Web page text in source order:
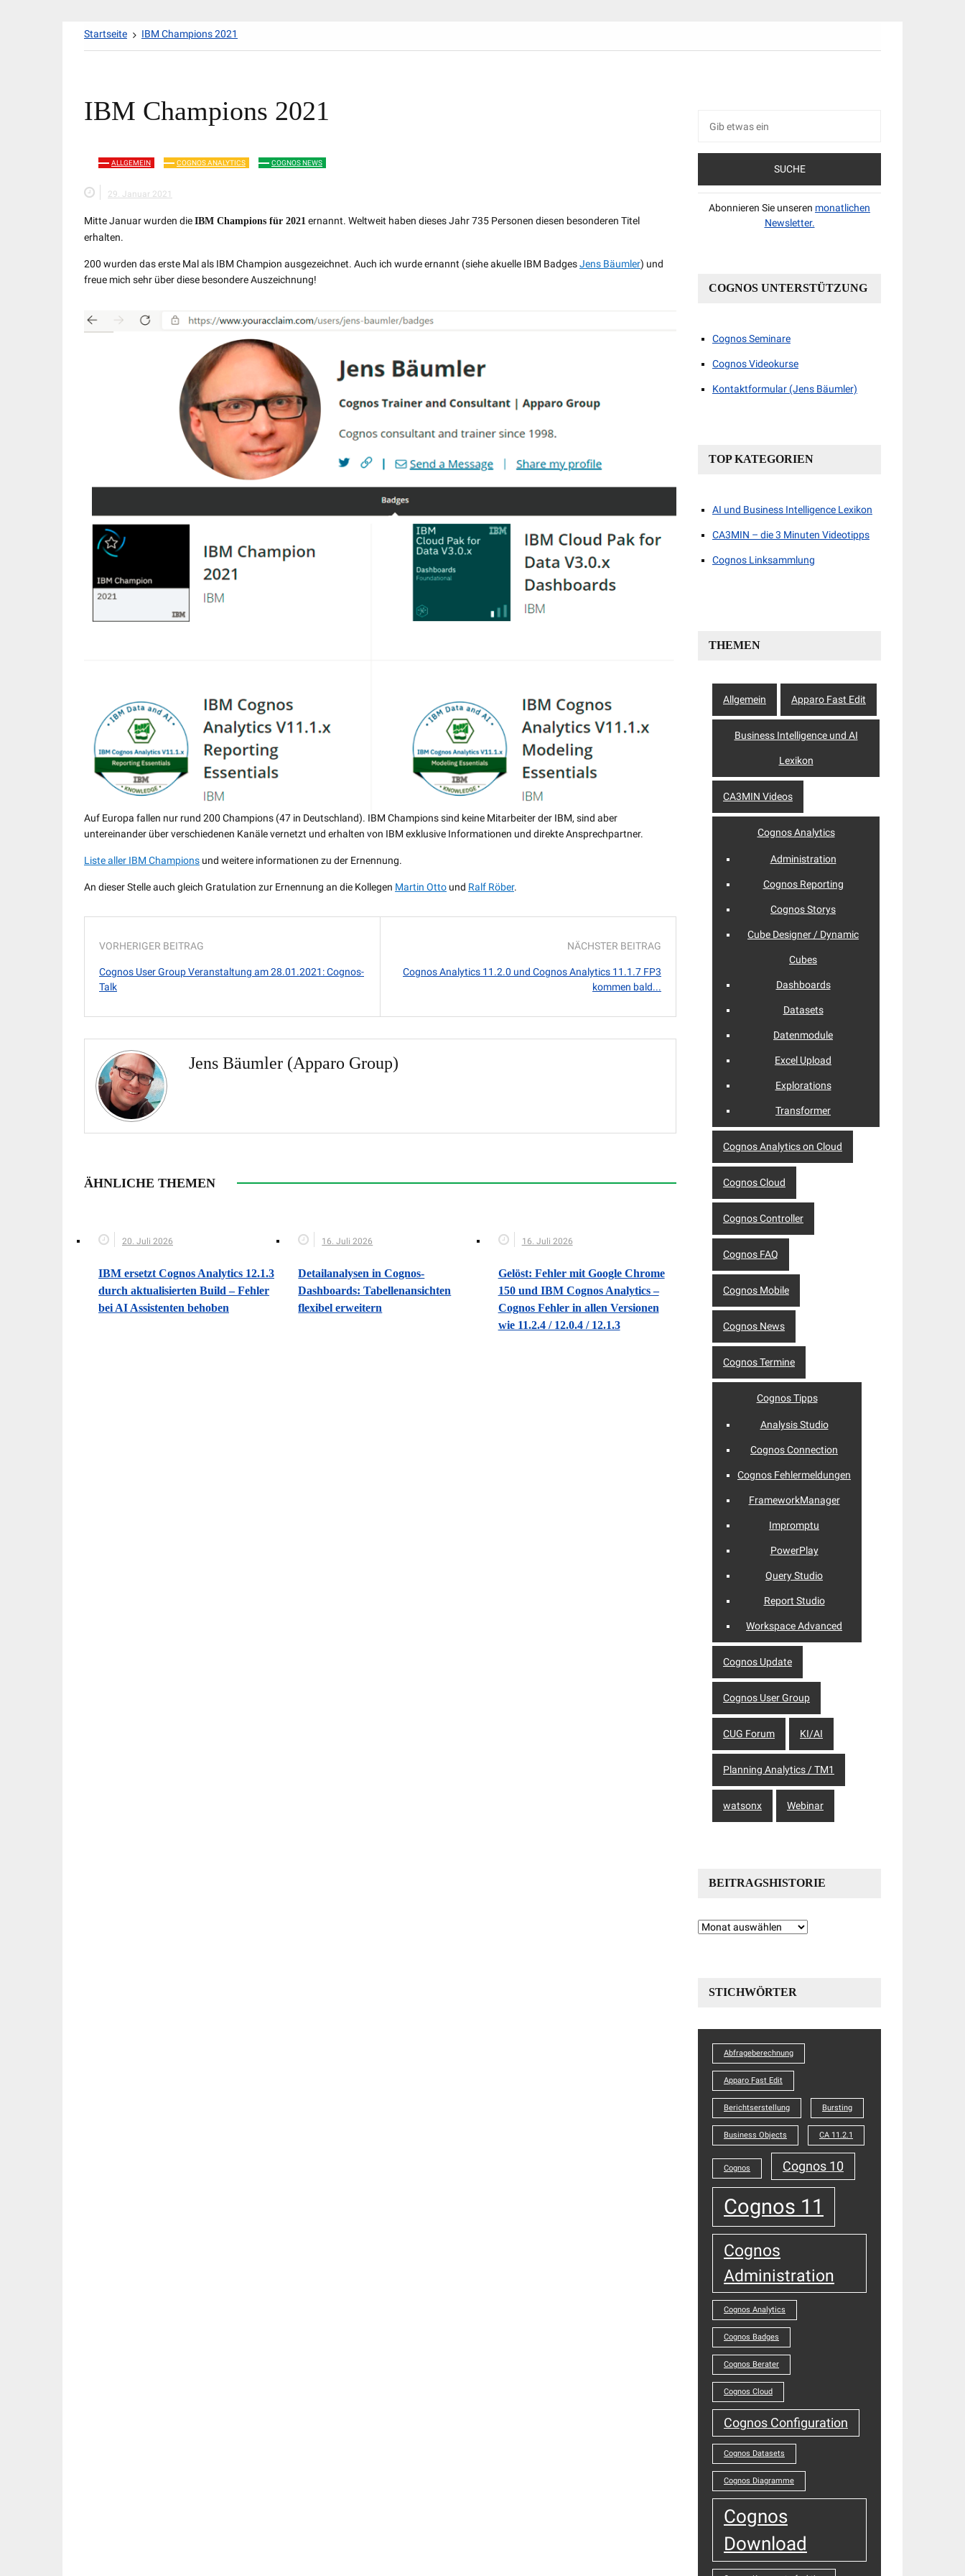
Startseite IBM Champions 2021
IBM Champions 2021
ALLGEMEIN COGNOS ANALYTICS COGNOS NEWS
29. Januar 2021
Mitte Januar wurden die IBM Champions für 2021 ernannt. Weltweit haben dieses Jahr 735 Personen diesen besonderen Titel
erhalten.
200 wurden das erste Mal als IBM Champion ausgezeichnet. Auch ich wurde ernannt (siehe akuelle IBM BadgesJens Bäumler) und
freue mich sehr über diese besondere Auszeichnung!
Auf Europa fallen nur rund 200 Champions (47 in Deutschland). IBM Champions sind keine Mitarbeiter der IBM, sind aber
untereinander über verschiedenen Kanäle vernetzt und erhalten von IBM exklusive Informationen und direkte Ansprechpartner.
Liste aller IBM Champions und weitere informationen zu der Ernennung.
An dieser Stelle auch gleich Gratulation zur Ernennung an die Kollegen Martin Otto und Ralf Röber.
VORHERIGER BEITRAG
Cognos User Group Veranstaltung am 28.01.2021: Cognos-
Talk
NÄCHSTER BEITRAG
Cognos Analytics 11.2.0 und Cognos Analytics 11.1.7 FP3
kommen bald...
Jens Bäumler (Apparo Group)
ÄHNLICHE THEMEN
20. Juli 2026
IBM ersetzt Cognos Analytics 12.1.3
durch aktualisierten Build – Fehler
bei AI Assistenten behoben
16. Juli 2026
Detailanalysen in Cognos-
Dashboards: Tabellenansichten
flexibel erweitern
16. Juli 2026
Gelöst: Fehler mit Google Chrome
150 und IBM Cognos Analytics –
Cognos Fehler in allen Versionen
wie 11.2.4 / 12.0.4 / 12.1.3
nach:
Abonnieren Sie unseren monatlichen
Newsletter.
COGNOS UNTERSTÜTZUNG
Cognos Seminare
Cognos Videokurse
Kontaktformular (Jens Bäumler)
TOP KATEGORIEN
AI und Business Intelligence Lexikon
CA3MIN – die 3 Minuten Videotipps
Cognos Linksammlung
THEMEN
Allgemein Apparo Fast Edit
Business Intelligence und AI
Lexikon
CA3MIN Videos
Cognos Analytics
Administration
Cognos Reporting
Cognos Storys
Cube Designer / Dynamic
Cubes
Dashboards
Datasets
Datenmodule
Excel Upload
Explorations
Transformer
Cognos Analytics on Cloud
Cognos Cloud
Cognos Controller
Cognos FAQ
Cognos Mobile
Cognos News
Cognos Termine
Cognos Tipps
Analysis Studio
Cognos Connection
Cognos Fehlermeldungen
FrameworkManager
Impromptu
PowerPlay
Query Studio
Report Studio
Workspace Advanced
Cognos Update
Cognos User Group
CUG Forum KI/AI
Planning Analytics / TM1
watsonx Webinar
BEITRAGSHISTORIE
Beitragshistorie
STICHWÖRTER
Abfrageberechnung
Apparo Fast Edit
Berichtserstellung Bursting
Business Objects CA 11.2.1
Cognos Cognos 10
Cognos 11
Cognos
Administration
Cognos Analytics
Cognos Badges
Cognos Berater
Cognos Cloud
Cognos Configuration
Cognos Datasets
Cognos Diagramme
Cognos
Download